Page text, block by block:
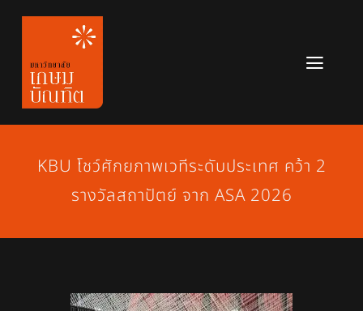
Skip
content
หลักสูตร
ข่าวสาร
เกี่ยวกับมหาวิทยาลัย
สมัครเรียน
KBU โชว์ศักยภาพเวทีระดับประเทศ คว้า 2
รางวัลสถาปัตย์ จาก ASA 2026